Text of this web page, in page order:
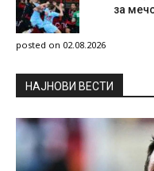
за
posted on 02.08.2026
НAЈНОВИ ВЕСТИ